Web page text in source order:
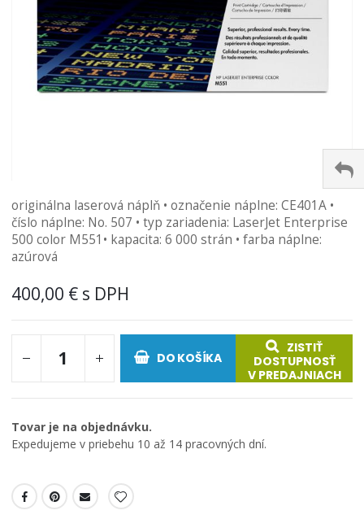
na
začiatok
galérie
obrázkov
originálna laserová náplň • označenie náplne: CE401A •
číslo náplne: No. 507 • typ zariadenia: LaserJet Enterprise
500 color M551• kapacita: 6 000 strán • farba náplne:
azúrová
400,00 €
DO KOŠÍKA
ZISTIŤ
DOSTUPNOSŤ
V PREDAJNIACH
Tovar je na objednávku.
Expedujeme v priebehu 10 až 14 pracovných dní.